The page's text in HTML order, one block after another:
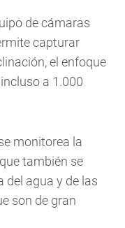
de cámaras
capturar
el enfoque
a 1.000
monitorea la
también se
del agua y de las
son de gran